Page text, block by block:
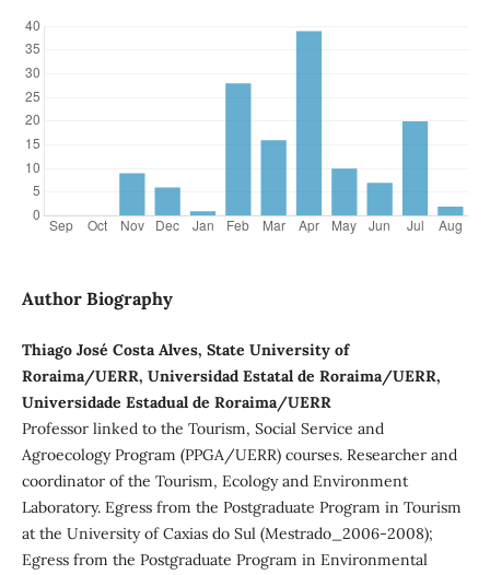
Author Biography
Thiago José Costa Alves, State University of
Roraima/UERR, Universidad Estatal de Roraima/UERR,
Universidade Estadual de Roraima/UERR
Professor linked to the Tourism, Social Service and
Agroecology Program (PPGA/UERR) courses. Researcher and
coordinator of the Tourism, Ecology and Environment
Laboratory. Egress from the Postgraduate Program in Tourism
at the University of Caxias do Sul (Mestrado_2006-2008);
Egress from the Postgraduate Program in Environmental